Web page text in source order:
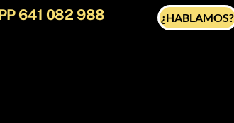
641 082 988 ¿HABLAMOS?